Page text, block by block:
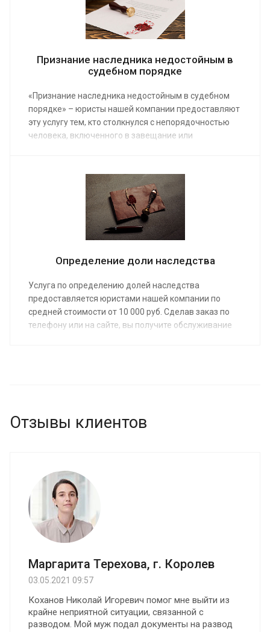
Признание наследника недостойным в
судебном порядке
«Признание наследника недостойным в судебном
порядке» – юристы нашей компании предоставляют
эту услугу тем, кто столкнулся с непорядочностью
человека, включенного в завещание или
другим родственникам. Средняя стоимость работы
адвоката по наследственным делам от 7 000 руб.
Определение доли наследства
Услуга по определению долей наследства
предоставляется юристами нашей компании по
средней стоимости от 10 000 руб. Сделав заказ по
телефону или на сайте, вы получите обслуживание
Отзывы клиентов
Маргарита Терехова, г. Королев
03.05.2021 09:57
Коханов Николай Игоревич помог мне выйти из
крайне неприятной ситуации, связанной с
разводом. Мой муж подал документы на развод